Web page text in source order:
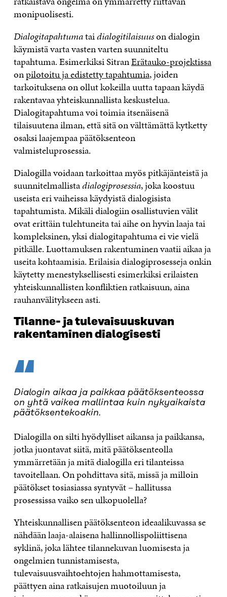
monipuolisesti.
Dialogitapahtumataidialogitilaisuuson dialogin
käymistä varta vasten varten suunniteltu
tapahtuma. Esimerkiksi SitranErätauko-projektissa
onpilotoitu ja edistetty tapahtumia, joiden
tarkoituksena on ollut kokeilla uutta tapaan käydä
rakentavaa yhteiskunnallista keskustelua.
Dialogitapahtuma voi toimia itsenäisenä
tilaisuutena ilman, että sitä on välttämättä kytketty
osaksi laajempaa päätöksenteon
valmisteluprosessia.
Dialogilla voidaan tarkoittaa myös pitkäjänteistä ja
suunnitelmallistadialogiprosessia, joka koostuu
useista eri vaiheissa käydyistä dialogisista
tapahtumista. Mikäli dialogiin osallistuvien välit
ovat erittäin tulehtuneita tai aihe on hyvin laaja tai
kompleksinen, yksi dialogitapahtuma ei vie vielä
pitkälle. Luottamuksen rakentuminen vaatii aikaa ja
useita kohtaamisia. Erilaisia dialogiprosesseja onkin
käytetty menestyksellisesti esimerkiksi erilaisten
yhteiskunnallisten konfliktien ratkaisuun, aina
rauhanvälitykseen asti.
Tilanne- ja tulevaisuuskuvan
rakentaminen dialogisesti
“
Dialogin aikaa ja paikkaa päätöksenteossa
on yhtä vaikea mallintaa kuin nykyaikaista
päätöksentekoakin.
Dialogilla on silti hyödylliset aikansa ja paikkansa,
jotka juontavat siitä, mitä päätöksenteolla
ymmärretään ja mitä dialogilla eri tilanteissa
tavoitellaan. On pohdittava sitä, missä ja milloin
päätökset tosiasiassa syntyvät – hallitussa
prosessissa vaiko sen ulkopuolella?
Yhteiskunnallisen päätöksenteon ideaalikuvassa se
nähdään laaja-alaisena hallinnollispoliittisena
syklinä, joka lähtee tilannekuvan luomisesta ja
ongelmien tunnistamisesta,
tulevaisuusvaihtoehtojen hahmottamisesta,
päättyen aina ratkaisujen muotoiluun ja